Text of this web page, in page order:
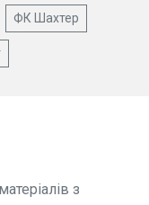
ФК Шахтер
з